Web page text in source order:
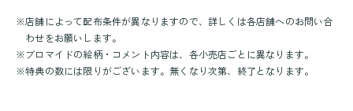
※店舗によって配布条件が異なりますので、詳しくは各店舗へのお問い合
わせをお願いします。
※ブロマイドの絵柄・コメント内容は、各小売店ごとに異なります。
※特典の数には限りがございます。無くなり次第、終了となります。